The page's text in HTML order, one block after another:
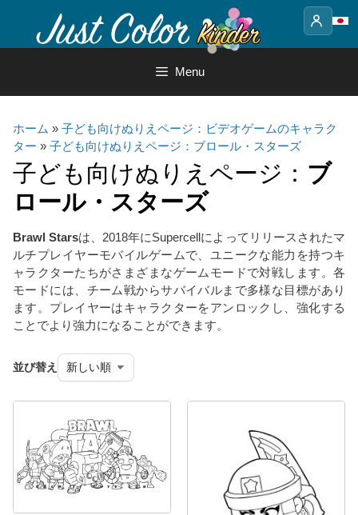
content
Menu
ホーム » 子ども向けぬりえページ：ビデオゲームのキャラク
ター » 子ども向けぬりえページ：ブロール・スターズ
子ども向けぬりえページ： ブ
ロール・スターズ
Brawl Starsは、2018年にSupercellによってリリースされたマ
ルチプレイヤーモバイルゲームで、ユニークな能力を持つキ
ャラクターたちがさまざまなゲームモードで対戦します。各
モードには、チーム戦からサバイバルまで多様な目標があり
ます。プレイヤーはキャラクターをアンロックし、強化する
ことでより強力になることができます。
並び替え